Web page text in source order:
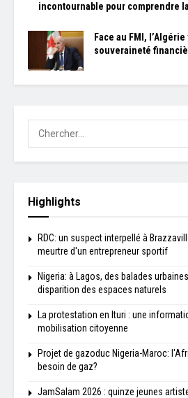
incontournable pour comprendre
Face au FMI,
souveraineté
Highlights
RDC: un suspect interpellé à
meurtre d'un entrepreneur sportif
Nigeria: à Lagos, des balades
disparition des espaces naturels
La protestation en Ituri : une
mobilisation citoyenne
Projet de gazoduc Nigeria-Maroc:
besoin de gaz?
JamSalam 2026 : quinze jeunes